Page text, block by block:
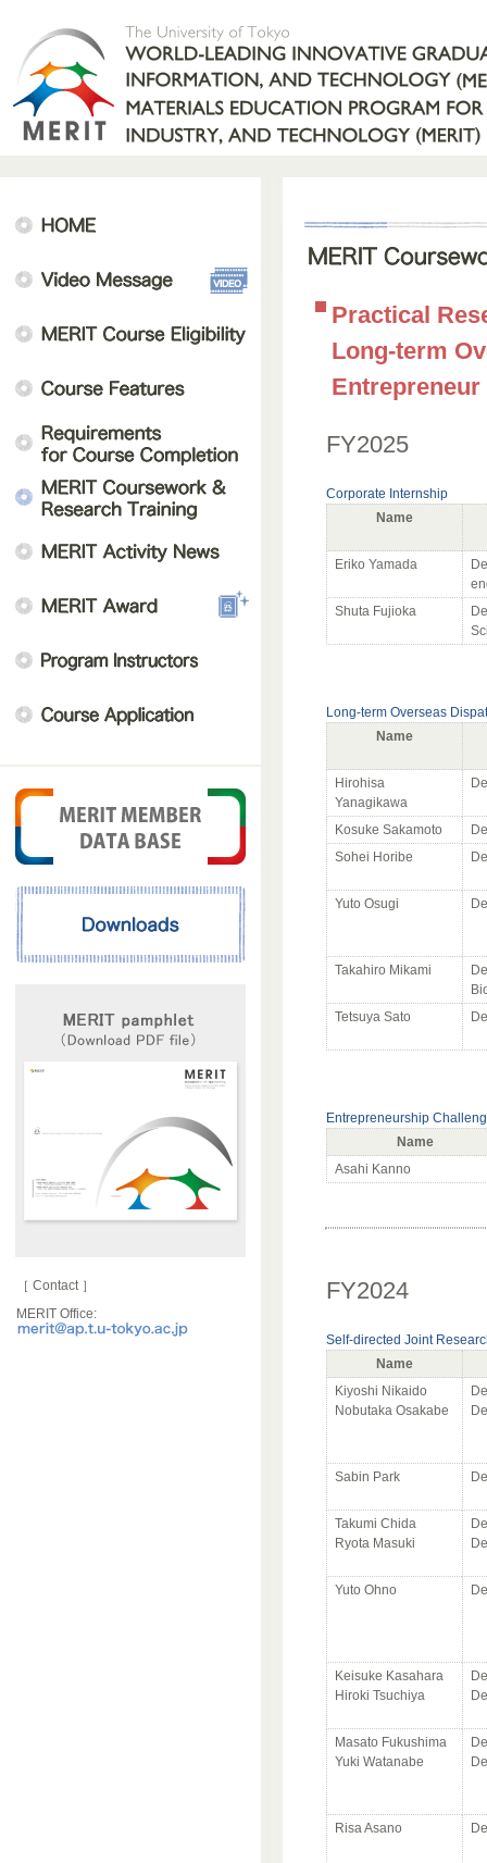
［ Contact ］
MERIT Office:
Practical
Long-term
FY2025
Corporate Internship
Name
Eriko Yamada
Shuta Fujioka
Long-term Overseas
Name
Hirohisa
Yanagikawa
Kosuke Sakamoto
Sohei Horibe
Yuto Osugi
Takahiro Mikami
Tetsuya Sato
Entrepreneurship
Name
Asahi Kanno
FY2024
Self-directed Joint
Name
Kiyoshi Nikaido
Nobutaka Osakabe
Sabin Park
Takumi Chida
Ryota Masuki
Yuto Ohno
Keisuke Kasahara
Hiroki Tsuchiya
Masato Fukushima
Yuki Watanabe
Risa Asano